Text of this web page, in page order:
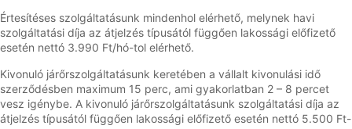
Értesítéses szolgáltatásunk mindenhol elérhető, melynek havi
szolgáltatási díja az átjelzés típusától függően lakossági előfizető
esetén nettó 3.990 Ft/hó-tol elérhető.
Kivonuló járőrszolgáltatásunk keretében a vállalt kivonulási idő
szerződésben maximum 15 perc, ami gyakorlatban 2 – 8 percet
vesz igénybe. A kivonuló járőrszolgáltatásunk szolgáltatási díja az
átjelzés típusától függően lakossági előfizető esetén nettó 5.500 Ft-